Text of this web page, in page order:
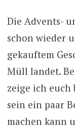
Die Advents-
schon wieder
gekauftem
Müll landet.
zeige ich euch
sein ein paar
machen kann